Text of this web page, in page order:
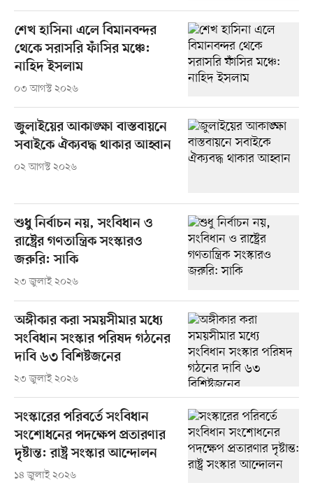
শেখ হাসিনা এলে বিমানবন্দর
থেকে সরাসরি ফাঁসির মঞ্চে:
নাহিদ ইসলাম
০৩ আগস্ট ২০২৬
জুলাইয়ের আকাঙ্ক্ষা বাস্তবায়নে
সবাইকে ঐক্যবদ্ধ থাকার আহ্বান
০২ আগস্ট ২০২৬
শুধু নির্বাচন নয়, সংবিধান ও
রাষ্ট্রের গণতান্ত্রিক সংস্কারও
জরুরি: সাকি
২৩ জুলাই ২০২৬
অঙ্গীকার করা সময়সীমার মধ্যে
সংবিধান সংস্কার পরিষদ গঠনের
দাবি ৬৩ বিশিষ্টজনের
২৩ জুলাই ২০২৬
সংস্কারের পরিবর্তে সংবিধান
সংশোধনের পদক্ষেপ প্রতারণার
দৃষ্টান্ত: রাষ্ট্র সংস্কার আন্দোলন
১৪ জুলাই ২০২৬